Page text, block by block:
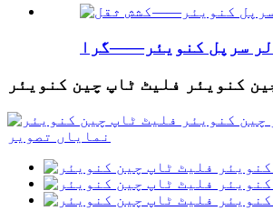
کنویئر فلیٹ ٹاپ چین کنویئر